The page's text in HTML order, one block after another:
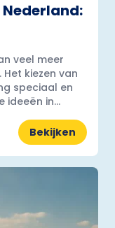
veel meer
kiezen van
speciaal en
ideeën in...
Bekijken